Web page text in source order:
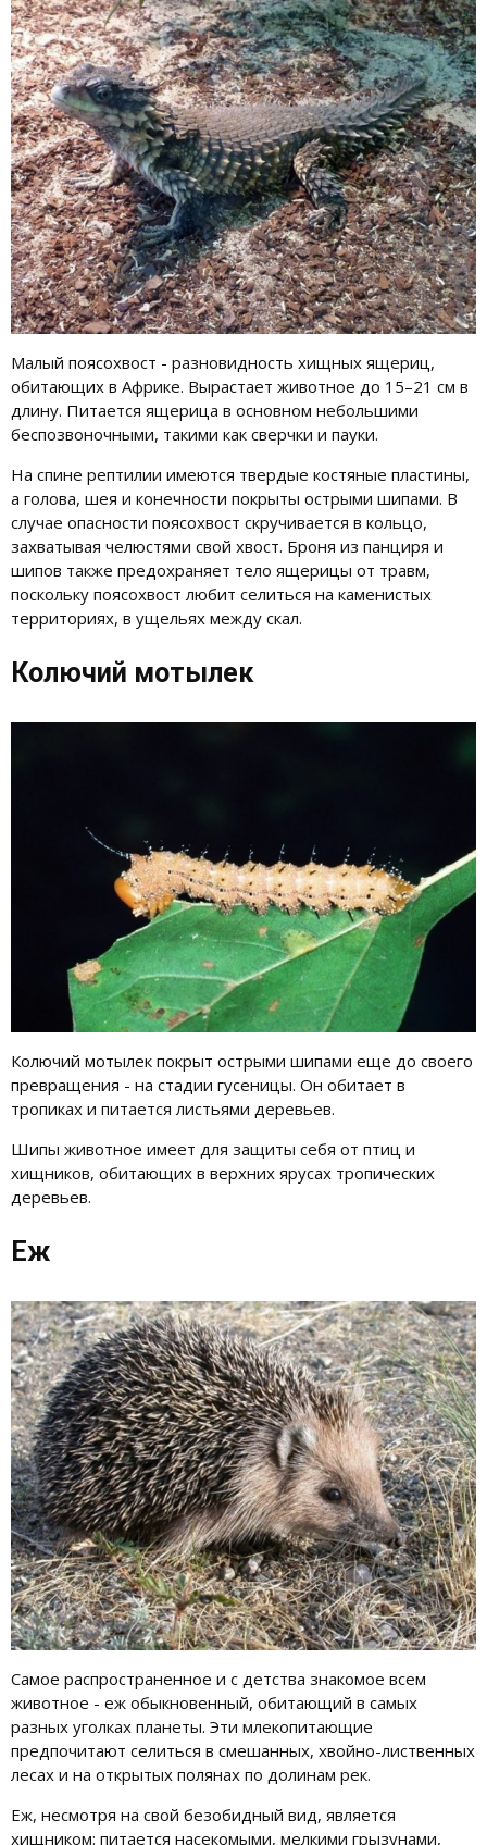
Малый поясохвост - разновидность хищных ящериц,
обитающих в Африке. Вырастает животное до 15–21 см в
длину. Питается ящерица в основном небольшими
беспозвоночными, такими как сверчки и пауки.
На спине рептилии имеются твердые костяные пластины,
а голова, шея и конечности покрыты острыми шипами. В
случае опасности поясохвост скручивается в кольцо,
захватывая челюстями свой хвост. Броня из панциря и
шипов также предохраняет тело ящерицы от травм,
поскольку поясохвост любит селиться на каменистых
территориях, в ущельях между скал.
Колючий мотылек
Колючий мотылек покрыт острыми шипами еще до своего
превращения - на стадии гусеницы. Он обитает в
тропиках и питается листьями деревьев.
Шипы животное имеет для защиты себя от птиц и
хищников, обитающих в верхних ярусах тропических
деревьев.
Еж
Самое распространенное и с детства знакомое всем
животное - еж обыкновенный, обитающий в самых
разных уголках планеты. Эти млекопитающие
предпочитают селиться в смешанных, хвойно-лиственных
лесах и на открытых полянах по долинам рек.
Еж, несмотря на свой безобидный вид, является
хищником: питается насекомыми, мелкими грызунами,